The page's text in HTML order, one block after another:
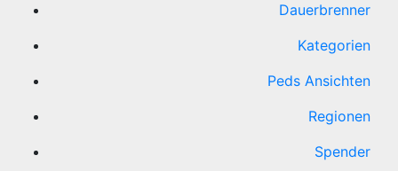
Dauerbrenner
Kategorien
Peds Ansichten
Regionen
Spender